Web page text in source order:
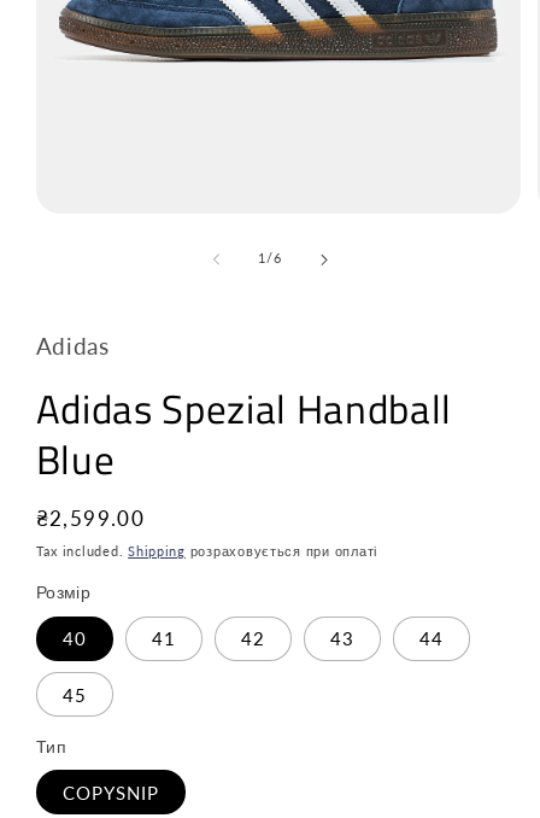
1 /з6
Adidas
Adidas Spezial Handball
Blue
Звичайна
ціна
₴2,599.00
Tax included.Shipping розраховується при оплаті
Розмір
40 41 42 43 44
45
Тип
COPYSNIP